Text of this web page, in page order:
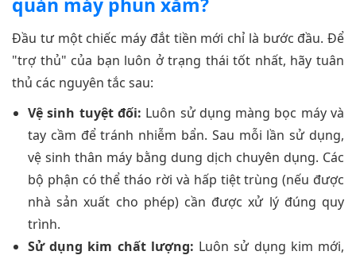
quản máy phun xăm?
Đầu tư một chiếc máy đắt tiền mới chỉ là bước đầu. Để
"trợ thủ" của bạn luôn ở trạng thái tốt nhất, hãy tuân
thủ các nguyên tắc sau:
Vệ sinh tuyệt đối: Luôn sử dụng màng bọc máy và
tay cầm để tránh nhiễm bẩn. Sau mỗi lần sử dụng,
vệ sinh thân máy bằng dung dịch chuyên dụng. Các
bộ phận có thể tháo rời và hấp tiệt trùng (nếu được
nhà sản xuất cho phép) cần được xử lý đúng quy
trình.
Sử dụng kim chất lượng: Luôn sử dụng kim mới,